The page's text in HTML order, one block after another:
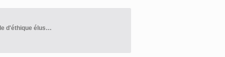
2026-03-30 Avis public concernant l'adoption règl. no.322 code d'éthique élus(e)s.pdf